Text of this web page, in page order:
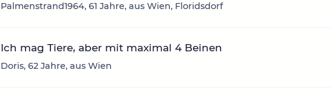
Palmenstrand1964, 61 Jahre, aus Wien, Floridsdorf
Ich mag Tiere, aber mit maximal 4 Beinen
Doris, 62 Jahre, aus Wien